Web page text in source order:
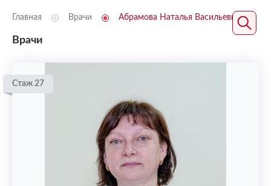
Главная Врачи Абрамова Наталья Васильевна
Врачи
Стаж 27